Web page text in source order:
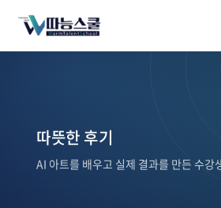
따뜻한 후기
AI 아트를 배우고 실제 결과를 만든 수강